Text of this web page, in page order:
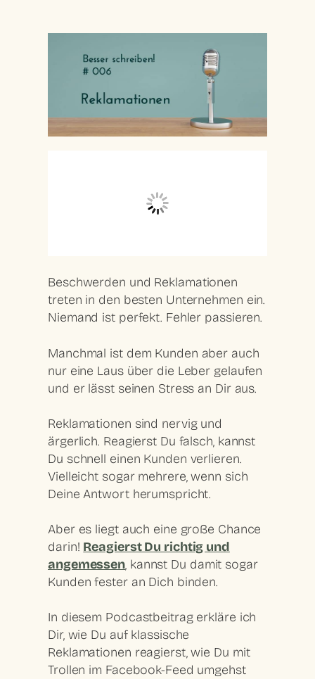
Beschwerden und Reklamationen
treten in den besten Unternehmen ein.
Niemand ist perfekt. Fehler passieren.
Manchmal ist dem Kunden aber auch
nur eine Laus über die Leber gelaufen
und er lässt seinen Stress an Dir aus.
Reklamationen sind nervig und
ärgerlich. Reagierst Du falsch, kannst
Du schnell einen Kunden verlieren.
Vielleicht sogar mehrere, wenn sich
Deine Antwort herumspricht.
Aber es liegt auch eine große Chance
darin! Reagierst Du richtig und
angemessen, kannst Du damit sogar
Kunden fester an Dich binden.
In diesem Podcastbeitrag erkläre ich
Dir, wie Du auf klassische
Reklamationen reagierst, wie Du mit
Trollen im Facebook-Feed umgehst